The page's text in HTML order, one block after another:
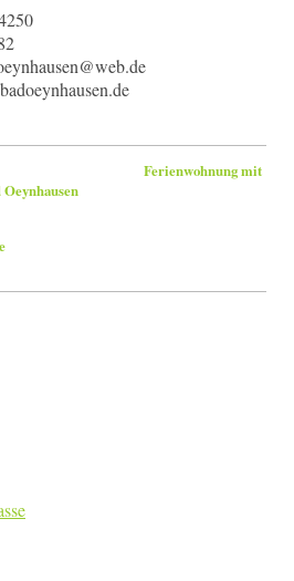
Ferienwohnung mit